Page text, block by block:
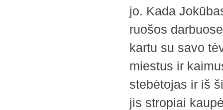
jo. Kada
ruošos
kartu su savo
miestus ir
stebėtojas ir iš
jis stropiai